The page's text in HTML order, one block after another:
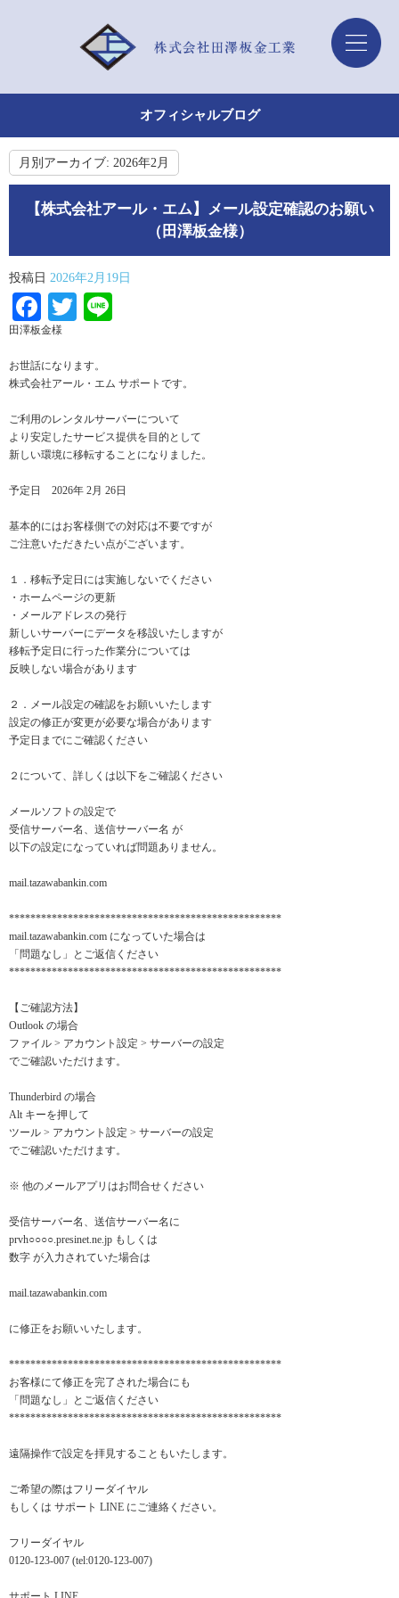
オフィシャルブログ
月別アーカイブ: 2026年2月
【株式会社アール・エム】メール設定確認のお願い
（田澤板金様）
投稿日 2026年2月19日
Facebook
Twitter
田澤板金様
お世話になります。
株式会社アール・エム サポートです。
ご利用のレンタルサーバーについて
より安定したサービス提供を目的として
新しい環境に移転することになりました。
予定日 2026年 2月 26日
基本的にはお客様側での対応は不要ですが
ご注意いただきたい点がございます。
１．移転予定日には実施しないでください
・ホームページの更新
・メールアドレスの発行
新しいサーバーにデータを移設いたしますが
移転予定日に行った作業分については
反映しない場合があります
２．メール設定の確認をお願いいたします
設定の修正が変更が必要な場合があります
予定日までにご確認ください
２について、詳しくは以下をご確認ください
メールソフトの設定で
受信サーバー名、送信サーバー名 が
以下の設定になっていれば問題ありません。
mail.tazawabankin.com
***************************************************
mail.tazawabankin.com になっていた場合は
「問題なし」とご返信ください
***************************************************
【ご確認方法】
Outlook の場合
ファイル > アカウント設定 > サーバーの設定
でご確認いただけます。
Thunderbird の場合
Alt キーを押して
ツール > アカウント設定 > サーバーの設定
でご確認いただけます。
※ 他のメールアプリはお問合せください
受信サーバー名、送信サーバー名に
prvh○○○○.presinet.ne.jp もしくは
数字 が入力されていた場合は
mail.tazawabankin.com
に修正をお願いいたします。
***************************************************
お客様にて修正を完了された場合にも
「問題なし」とご返信ください
***************************************************
遠隔操作で設定を拝見することもいたします。
ご希望の際はフリーダイヤル
もしくは サポート LINE にご連絡ください。
フリーダイヤル
0120-123-007 (tel:0120-123-007)